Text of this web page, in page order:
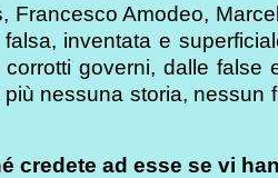
Francesco Amodeo,
inventata e
governi, dalle false
nessuna storia, nessun
credete ad esse se vi